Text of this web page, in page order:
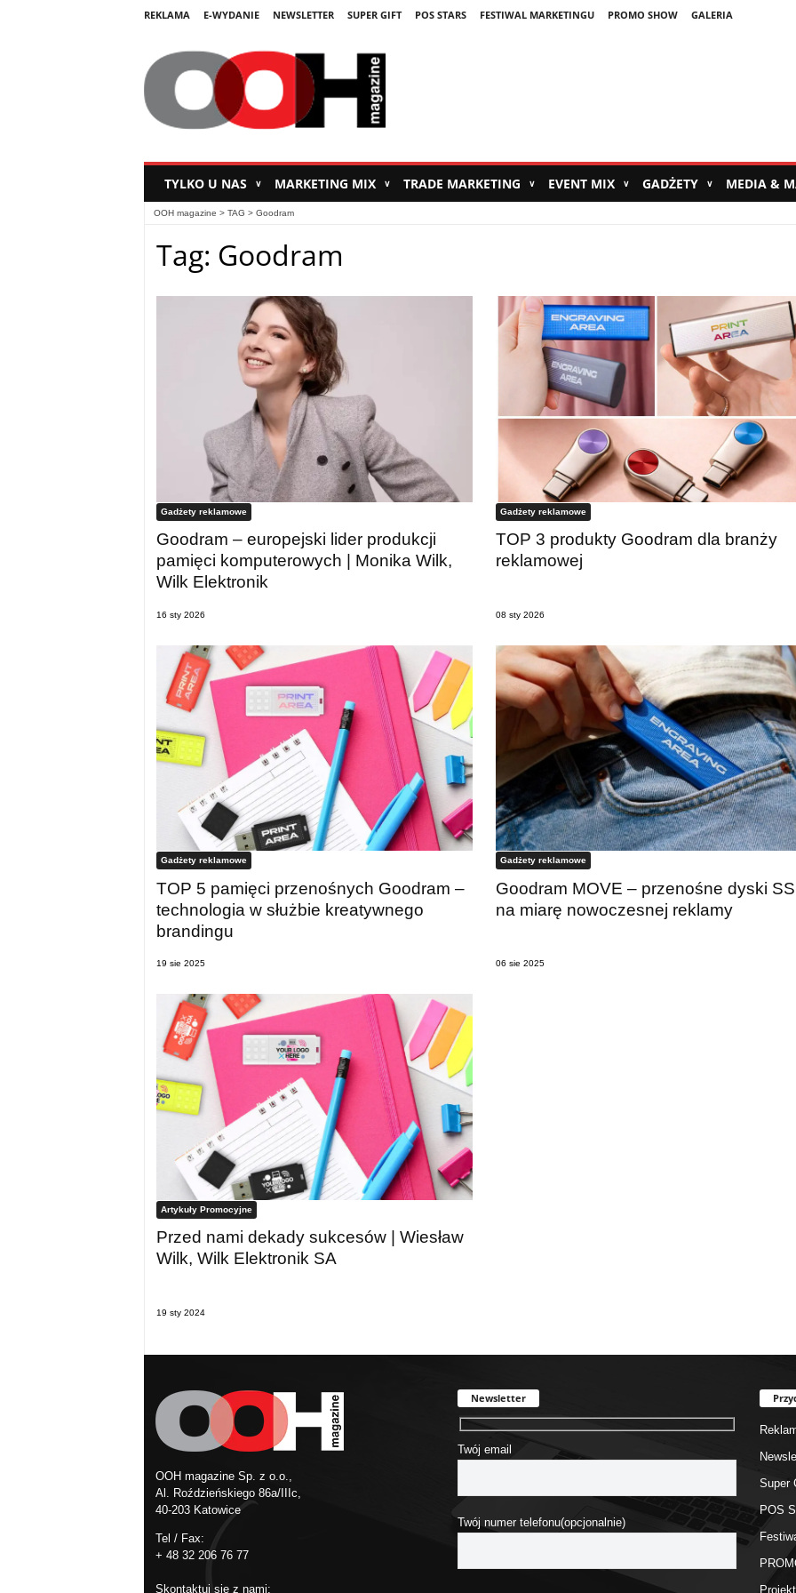
REKLAMA E-WYDANIE NEWSLETTER SUPER GIFT POS STARS FESTIWAL MARKETINGU PROMO SHOW GALERIA
TYLKO U NAS ∨ MARKETING MIX ∨ TRADE MARKETING ∨ EVENT MIX ∨ GADŻETY ∨ MEDIA &
OOH magazine > TAG > Goodram
Tag: Goodram
Gadżety reklamowe
Goodram – europejski lider produkcji
pamięci komputerowych | Monika Wilk,
Wilk Elektronik
16 sty 2026
Gadżety reklamowe
TOP 3 produkty Goodram dla branży
reklamowej
08 sty 2026
Gadżety reklamowe
TOP 5 pamięci przenośnych Goodram –
technologia w służbie kreatywnego
brandingu
19 sie 2025
Gadżety reklamowe
Goodram MOVE – przenośne dyski
na miarę nowoczesnej reklamy
06 sie 2025
Artykuły Promocyjne
Przed nami dekady sukcesów | Wiesław
Wilk, Wilk Elektronik SA
19 sty 2024
OOH magazine Sp. z o.o.,
Al. Roździeńskiego 86a/IIIc,
40-203 Katowice
Tel / Fax:
+ 48 32 206 76 77
Skontaktuj się z nami:
Newsletter
Twój email
Twój numer telefonu(opcjonalnie)
Super
POS